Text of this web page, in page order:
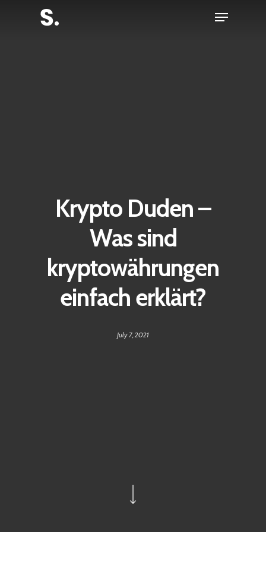
Menu
Krypto Duden –
Was sind
kryptowährungen
einfach erklärt?
July 7, 2021